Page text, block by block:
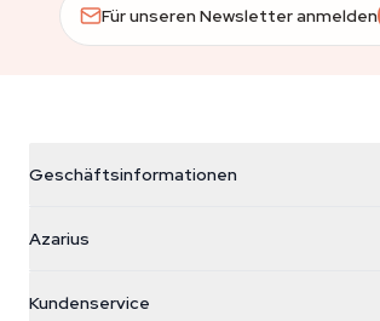
Für unseren Newsletter anmelden
Geschäftsinformationen
Galvaniweg 11
Nederland
Azarius
Kundenservice